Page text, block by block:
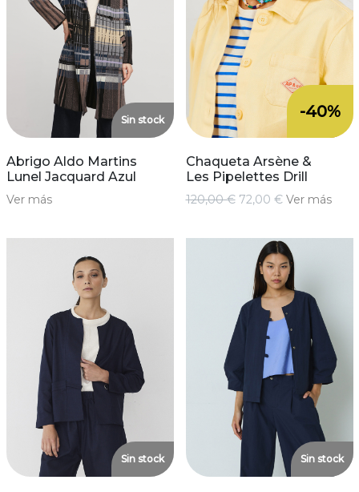
Sin stock
Abrigo Aldo Martins
Lunel Jacquard Azul
Ver más
-40%
Chaqueta Arsène &
Les Pipelettes Drill
120,00 € 72,00 € Ver más
Sin stock Sin stock